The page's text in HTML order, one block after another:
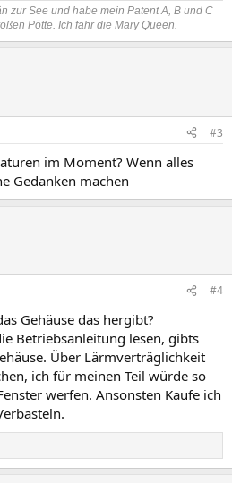
zur See und habe mein Patent A, B und C
Pötte. Ich fahr die Mary Queen.
#3
im Moment? Wenn alles
Gedanken machen
#4
Gehäuse das hergibt?
Betriebsanleitung lesen, gibts
Über Lärmverträglichkeit
ich für meinen Teil würde so
werfen. Ansonsten Kaufe ich